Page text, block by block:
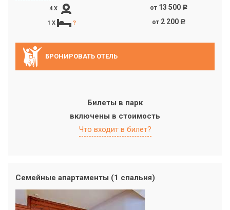
4 X от13 500 c
1 X ? от2 200 c
БРОНИРОВАТЬ ОТЕЛЬ
Билеты в парк
включены в стоимость
Что входит в билет?
Семейные апартаменты (1 спальня)